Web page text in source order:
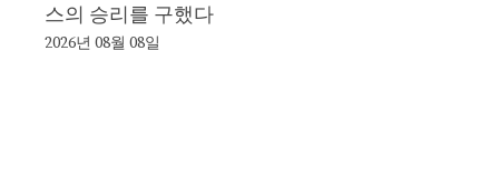
스의 승리를 구했다
2026년 08월 08일